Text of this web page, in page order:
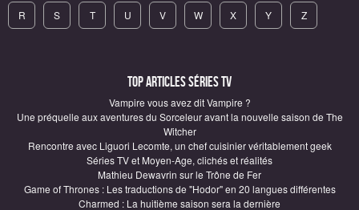
R S T U V W X Y Z
Top articles Séries TV
Vampire vous avez dit Vampire ?
Une préquelle aux aventures du Sorceleur avant la nouvelle saison de The
Witcher
Rencontre avec Liguori Lecomte, un chef cuisinier véritablement geek
Séries TV et Moyen-Age, clichés et réalités
Mathieu Dewavrin sur le Trône de Fer
Game of Thrones : Les traductions de "Hodor" en 20 langues différentes
Charmed : La huitième saison sera la dernière